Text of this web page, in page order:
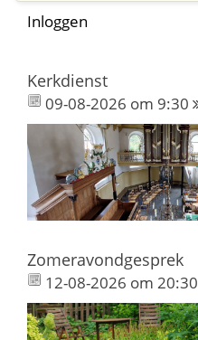
Inloggen
Kerkdienst
09-08-2026 om 9:30
Zomeravondgesprek
12-08-2026 om 20:30